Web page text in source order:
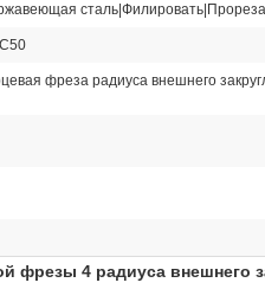
фреза радиуса внешнего
фрезы 4 радиуса внешнего